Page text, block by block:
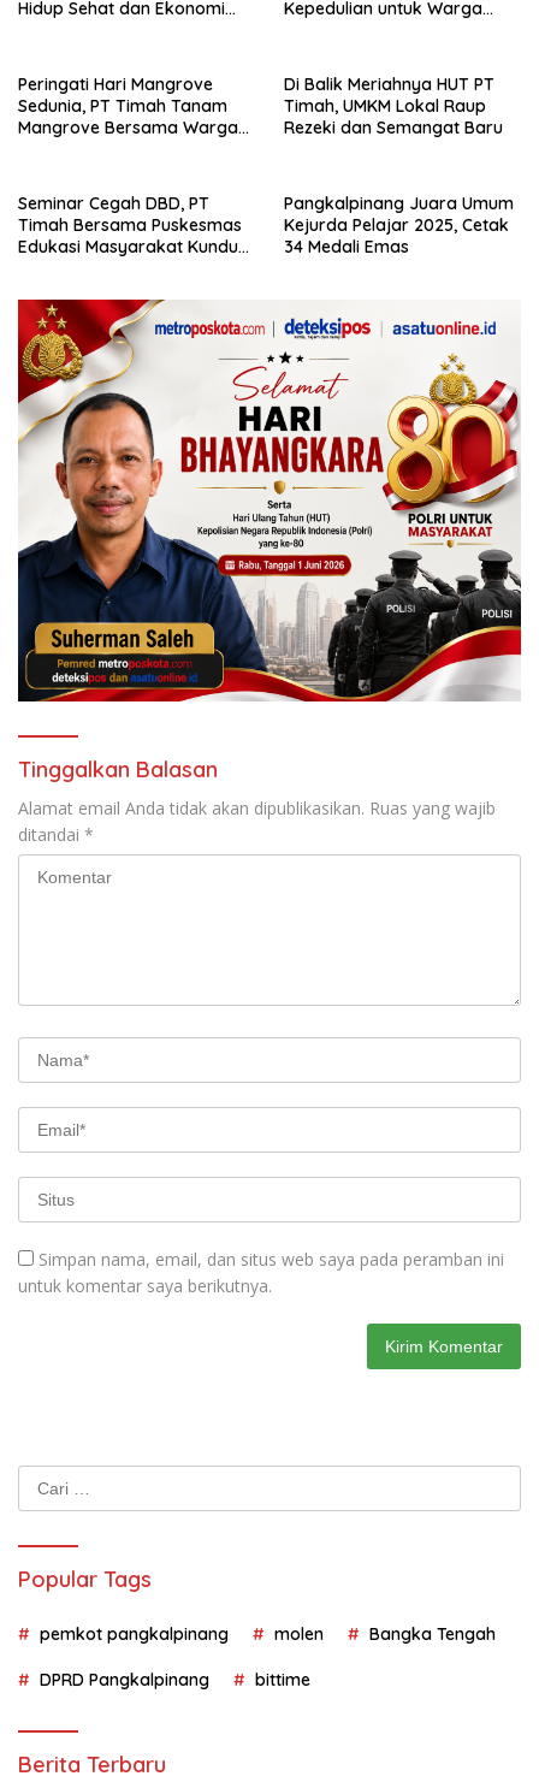
Hidup Sehat dan Ekonomi
Kepedulian untuk Warga
Peringati Hari Mangrove
Sedunia, PT Timah Tanam
Mangrove Bersama Warga
Di Balik Meriahnya HUT PT
Timah, UMKM Lokal Raup
Rezeki dan Semangat Baru
Seminar Cegah DBD, PT
Timah Bersama Puskesmas
Edukasi Masyarakat Kundur
Pangkalpinang Juara Umum
Kejurda Pelajar 2025, Cetak
34 Medali Emas
Tinggalkan Balasan
Alamat email Anda tidak akan dipublikasikan. Ruas yang wajib
ditandai *
Simpan nama, email, dan situs web saya pada peramban ini
untuk komentar saya berikutnya.
Cari
untuk:
Popular Tags
pemkot pangkalpinang molen Bangka Tengah
DPRD Pangkalpinang bittime
Berita Terbaru